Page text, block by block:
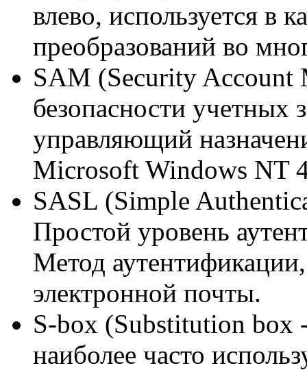
влево, используется в
преобразований во
SAM (Security Account
безопасности учетных
управляющий
Microsoft Windows NT
SASL (Simple
Простой уровень
Метод
электронной почты.
S-box (Substitution box
наиболее часто